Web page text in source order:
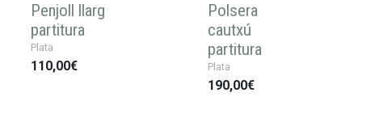
Penjoll llarg
partitura
Plata
110,00€
Polsera
cautxú
partitura
Plata
190,00€